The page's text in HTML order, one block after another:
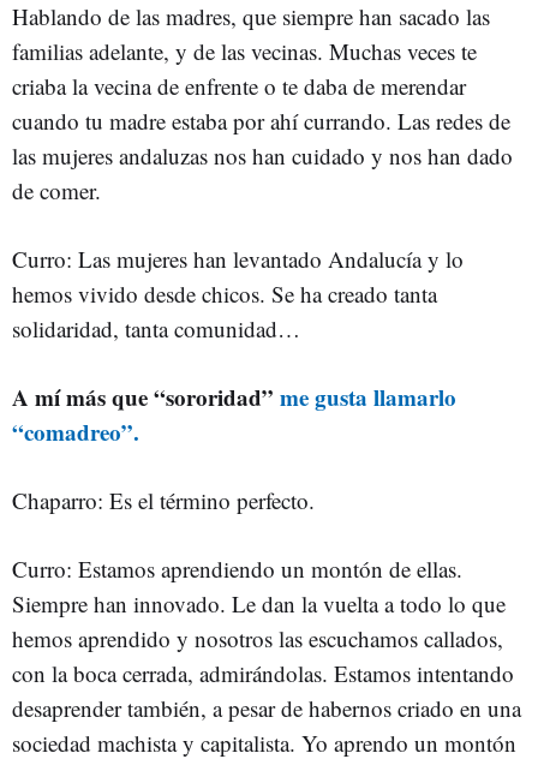
Hablando de las madres, que siempre han sacado las
familias adelante, y de las vecinas. Muchas veces te
criaba la vecina de enfrente o te daba de merendar
cuando tu madre estaba por ahí currando. Las redes de
las mujeres andaluzas nos han cuidado y nos han dado
de comer.
Curro: Las mujeres han levantado Andalucía y lo
hemos vivido desde chicos. Se ha creado tanta
solidaridad, tanta comunidad…
A mí más que “sororidad” me gusta llamarlo
“comadreo”.
Chaparro: Es el término perfecto.
Curro: Estamos aprendiendo un montón de ellas.
Siempre han innovado. Le dan la vuelta a todo lo que
hemos aprendido y nosotros las escuchamos callados,
con la boca cerrada, admirándolas. Estamos intentando
desaprender también, a pesar de habernos criado en una
sociedad machista y capitalista. Yo aprendo un montón